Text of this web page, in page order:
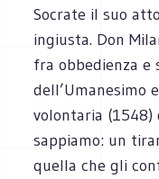
Socrate il suo
ingiusta. Don
fra obbedienza e
dell’Umanesimo
volontaria (1548)
sappiamo: un
quella che gli